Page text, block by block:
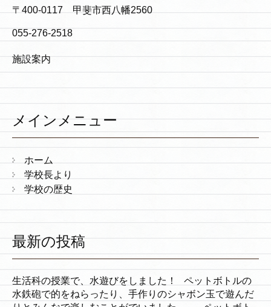
〒400-0117 甲斐市西八幡2560
055-276-2518
施設案内
メインメニュー
ホーム
学校長より
学校の歴史
最新の投稿
生活科の授業で、水遊びをしました！ ペットボトルの
水鉄砲で的をねらったり、手作りのシャボン玉で遊んだ